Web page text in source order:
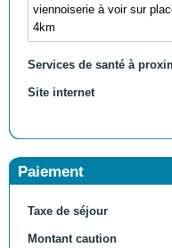
viennoiserie à voir sur
4km
Services de santé à
Site internet
Paiement
Taxe de séjour
Montant caution